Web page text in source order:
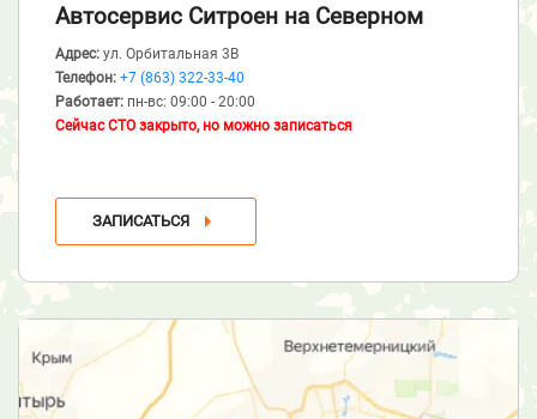
Автосервис Ситроен на Северном
Адрес: ул. Орбитальная 3В
Телефон: +7 (863) 322-33-40
Работает: пн-вс: 09:00 - 20:00
Сейчас СТО закрыто, но можно записаться
ЗАПИСАТЬСЯ